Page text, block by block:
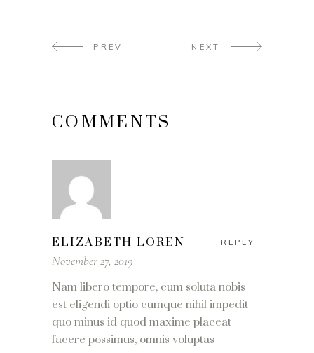
PREV NEXT
COMMENTS
ELIZABETH LOREN REPLY
November 27, 2019
Nam libero tempore, cum soluta nobis
est eligendi optio cumque nihil impedit
quo minus id quod maxime placeat
facere possimus, omnis voluptas